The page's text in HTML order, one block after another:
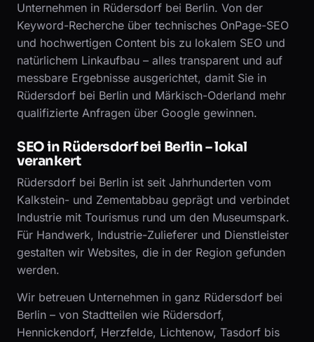
Unternehmen in Rüdersdorf bei Berlin. Von der
Keyword-Recherche über technisches OnPage-SEO
und hochwertigen Content bis zu lokalem SEO und
natürlichem Linkaufbau – alles transparent und auf
messbare Ergebnisse ausgerichtet, damit Sie in
Rüdersdorf bei Berlin und Märkisch-Oderland mehr
qualifizierte Anfragen über Google gewinnen.
SEO in Rüdersdorf bei Berlin – lokal
verankert
Rüdersdorf bei Berlin ist seit Jahrhunderten vom
Kalkstein- und Zementabbau geprägt und verbindet
Industrie mit Tourismus rund um den Museumspark.
Für Handwerk, Industrie-Zulieferer und Dienstleister
gestalten wir Websites, die in der Region gefunden
werden.
Wir betreuen Unternehmen in ganz Rüdersdorf bei
Berlin – von Stadtteilen wie Rüdersdorf,
Hennickendorf, Herzfelde, Lichtenow, Tasdorf bis